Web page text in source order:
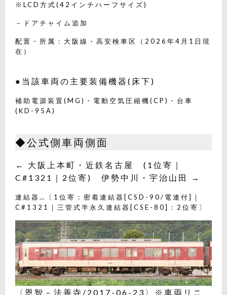
※LCD方式(42インチハーフサイズ)
－ドアチャイム追加
配置・所属：大阪線・高安検車区（2026年4月1日現
在）
●当該車両の主要装備機器(床下)
補助電源装置(MG)・電動空気圧縮機(CP)・台車
(KD-95A)
◆公式側車両側面
← 大阪上本町・近鉄名古屋 (1位寄｜
C#1321｜2位寄) 伊勢中川・宇治山田 →
連結器…〔1位寄：密着連結器[CSD-90/電連付]｜
C#1321｜三管式半永久連結器[CSE-80]：2位寄〕
〈恩智－法善寺/2017-06-23〉※車両リニ